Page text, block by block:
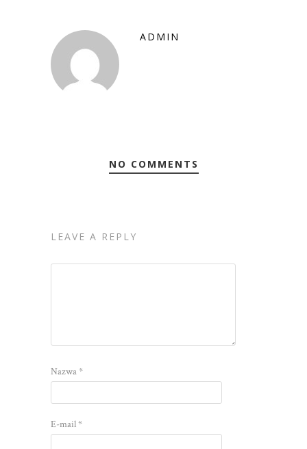
ADMIN
NO COMMENTS
LEAVE A REPLY
Nazwa*
E-mail*